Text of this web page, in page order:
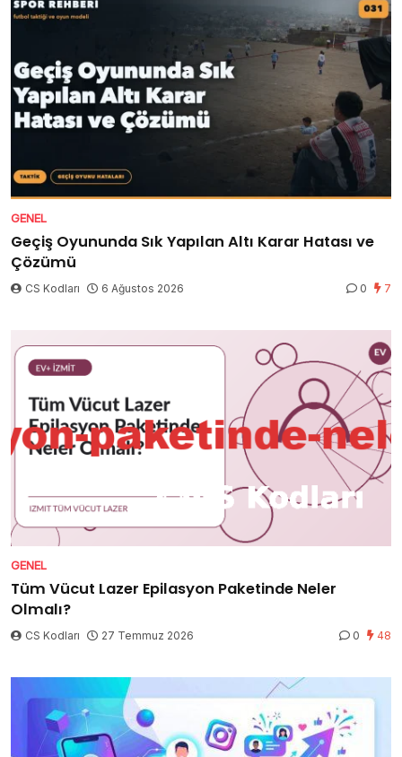
GENEL
Geçiş Oyununda Sık Yapılan Altı Karar Hatası ve
Çözümü
CS Kodları 6 Ağustos 2026 0 7
GENEL
Tüm Vücut Lazer Epilasyon Paketinde Neler
Olmalı?
CS Kodları 27 Temmuz 2026 0 48